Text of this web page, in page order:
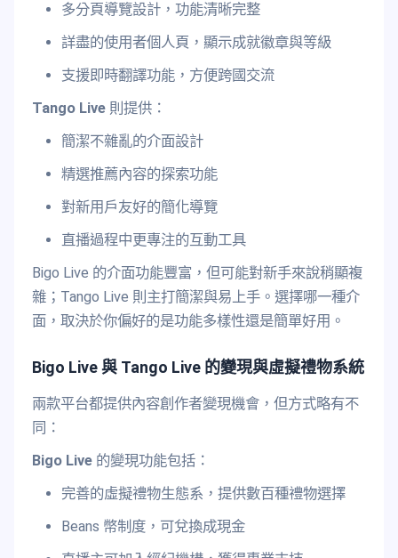
多分頁導覽設計，功能清晰完整
詳盡的使用者個人頁，顯示成就徽章與等級
支援即時翻譯功能，方便跨國交流
Tango Live 則提供：
簡潔不雜亂的介面設計
精選推薦內容的探索功能
對新用戶友好的簡化導覽
直播過程中更專注的互動工具
Bigo Live 的介面功能豐富，但可能對新手來說稍顯複
雜；Tango Live 則主打簡潔與易上手。選擇哪一種介
面，取決於你偏好的是功能多樣性還是簡單好用。
Bigo Live 與 Tango Live 的變現與虛擬禮物系統
兩款平台都提供內容創作者變現機會，但方式略有不
同：
Bigo Live 的變現功能包括：
完善的虛擬禮物生態系，提供數百種禮物選擇
Beans 幣制度，可兌換成現金